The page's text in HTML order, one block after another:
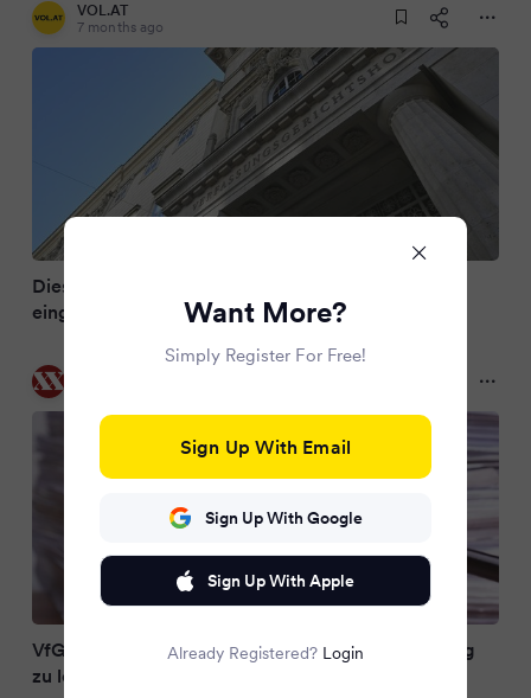
VOL.AT
7 months ago
Dieses Recht wurde einer Transperson vom VfGH
eingeräumt
VfGH erlaubt Transperson den Geschlechtseintrag
zu löschen
Want More?
Simply Register For Free!
Sign Up With Email
Sign Up With Google
Sign Up With Apple
Already Registered? Login